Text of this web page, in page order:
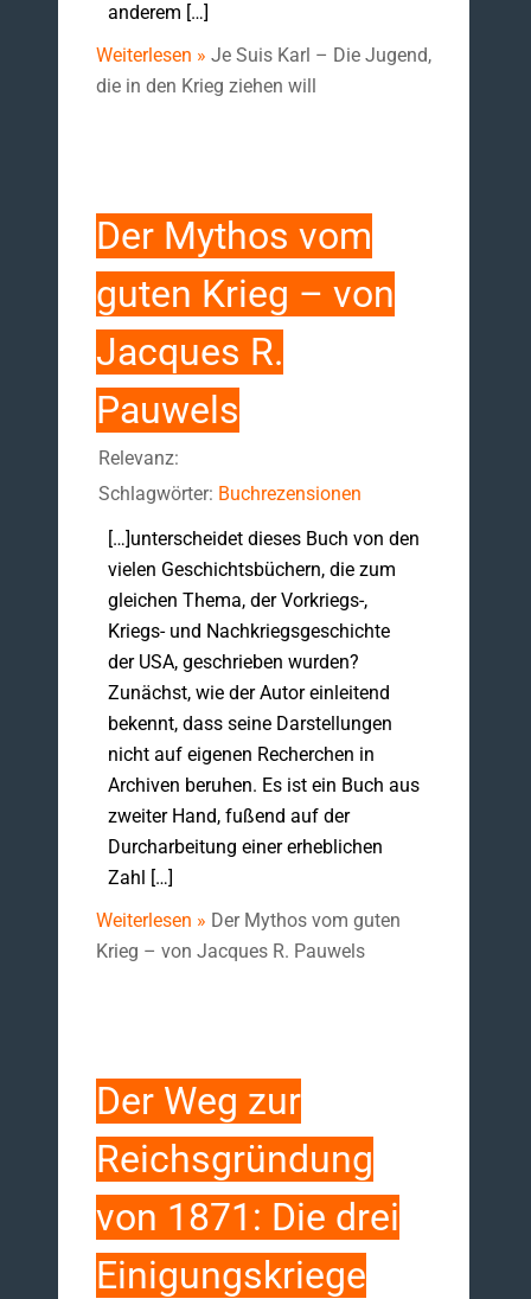
anderem […]
Weiterlesen » Je Suis Karl – Die Jugend,
die in den Krieg ziehen will
Der Mythos vom
guten Krieg – von
Jacques R.
Pauwels
Relevanz:
Schlagwörter: Buchrezensionen
[…]unterscheidet dieses Buch von den
vielen Geschichtsbüchern, die zum
gleichen Thema, der Vorkriegs-,
Kriegs- und Nachkriegsgeschichte
der USA, geschrieben wurden?
Zunächst, wie der Autor einleitend
bekennt, dass seine Darstellungen
nicht auf eigenen Recherchen in
Archiven beruhen. Es ist ein Buch aus
zweiter Hand, fußend auf der
Durcharbeitung einer erheblichen
Zahl […]
Weiterlesen » Der Mythos vom guten
Krieg – von Jacques R. Pauwels
Der Weg zur
Reichsgründung
von 1871: Die drei
Einigungskriege